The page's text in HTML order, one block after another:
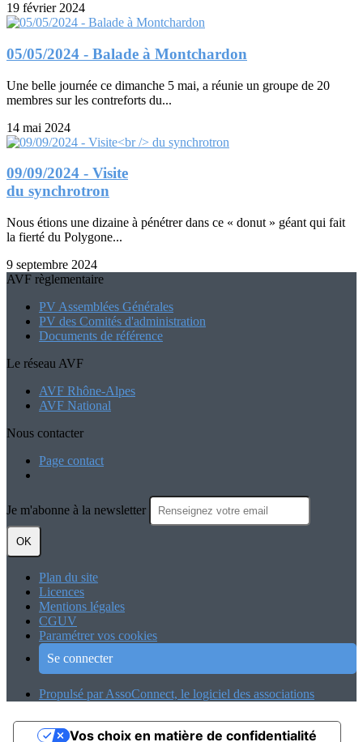
19 février 2024
05/05/2024 - Balade à Montchardon
Une belle journée ce dimanche 5 mai, a réunie un groupe de 20
membres sur les contreforts du...
14 mai 2024
09/09/2024 - Visite
du synchrotron
Nous étions une dizaine à pénétrer dans ce « donut » géant qui fait
la fierté du Polygone...
9 septembre 2024
AVF règlementaire
PV Assemblées Générales
PV des Comités d'administration
Documents de référence
Le réseau AVF
AVF Rhône-Alpes
AVF National
Nous contacter
Page contact
Je m'abonne à la newsletter
OK
Plan du site
Licences
Mentions légales
CGUV
Paramétrer vos cookies
Se connecter
Propulsé par AssoConnect, le logiciel des associations
Vos choix en matière de confidentialité